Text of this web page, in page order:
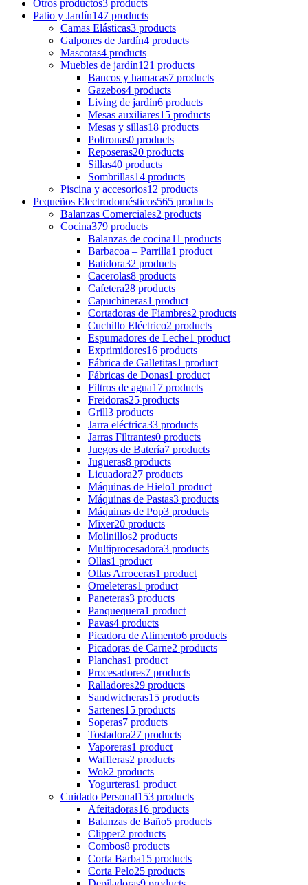
Otros productos3 products
Patio y Jardín147 products
Camas Elásticas3 products
Galpones de Jardín4 products
Mascotas4 products
Muebles de jardín121 products
Bancos y hamacas7 products
Gazebos4 products
Living de jardín6 products
Mesas auxiliares15 products
Mesas y sillas18 products
Poltronas0 products
Reposeras20 products
Sillas40 products
Sombrillas14 products
Piscina y accesorios12 products
Pequeños Electrodomésticos565 products
Balanzas Comerciales2 products
Cocina379 products
Balanzas de cocina11 products
Barbacoa – Parrilla1 product
Batidora32 products
Cacerolas8 products
Cafetera28 products
Capuchineras1 product
Cortadoras de Fiambres2 products
Cuchillo Eléctrico2 products
Espumadores de Leche1 product
Exprimidores16 products
Fábrica de Galletitas1 product
Fábricas de Donas1 product
Filtros de agua17 products
Freidoras25 products
Grill3 products
Jarra eléctrica33 products
Jarras Filtrantes0 products
Juegos de Batería7 products
Jugueras8 products
Licuadora27 products
Máquinas de Hielo1 product
Máquinas de Pastas3 products
Máquinas de Pop3 products
Mixer20 products
Molinillos2 products
Multiprocesadora3 products
Ollas1 product
Ollas Arroceras1 product
Omeleteras1 product
Paneteras3 products
Panquequera1 product
Pavas4 products
Picadora de Alimento6 products
Picadoras de Carne2 products
Planchas1 product
Procesadores7 products
Ralladores29 products
Sandwicheras15 products
Sartenes15 products
Soperas7 products
Tostadora27 products
Vaporeras1 product
Waffleras2 products
Wok2 products
Yogurteras1 product
Cuidado Personal153 products
Afeitadoras16 products
Balanzas de Baño5 products
Clipper2 products
Combos8 products
Corta Barba15 products
Corta Pelo25 products